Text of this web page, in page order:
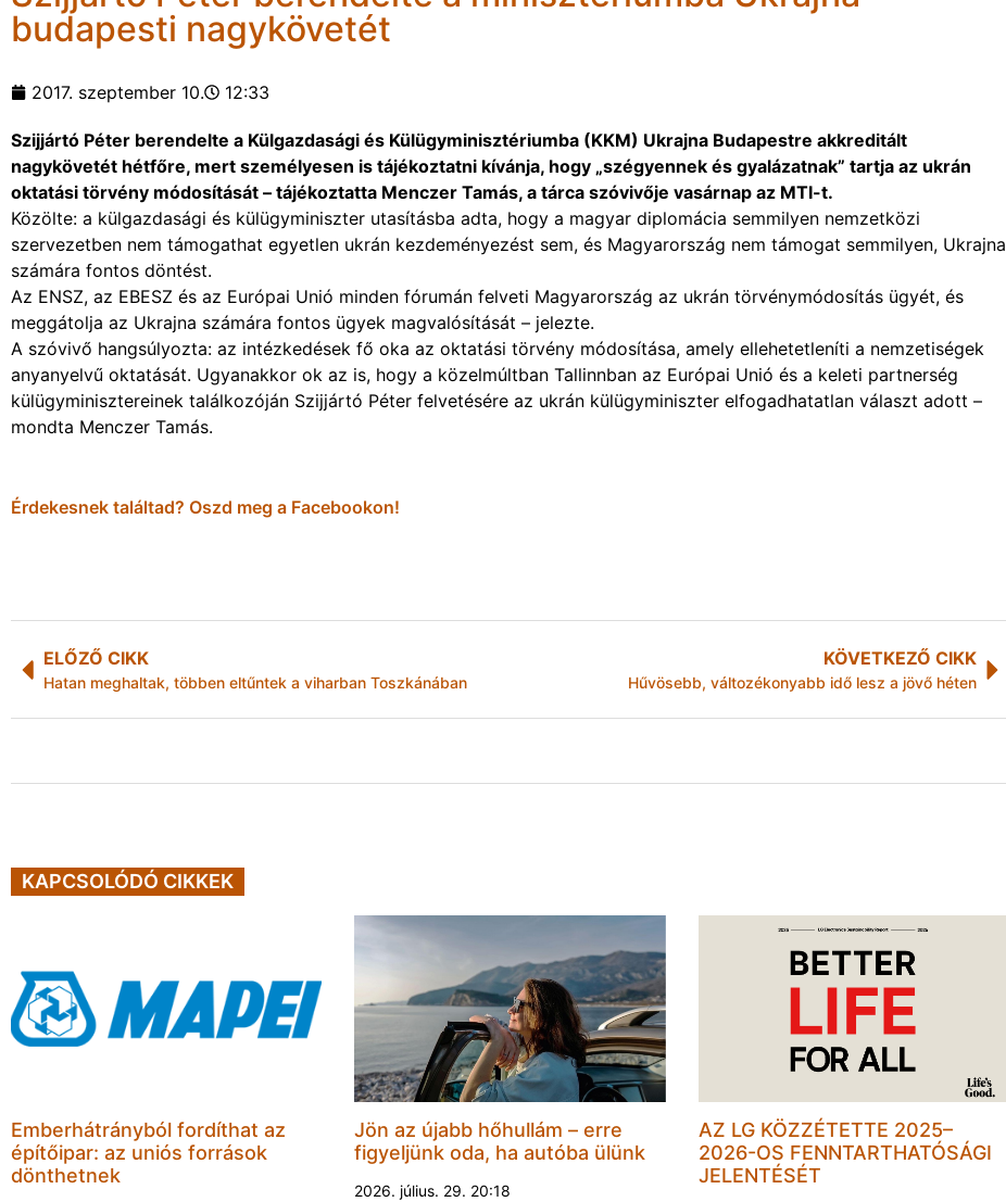
budapesti nagykövetét
2017. szeptember 10. 12:33
Szijjártó Péter berendelte a Külgazdasági és Külügyminisztériumba (KKM) Ukrajna Budapestre akkreditált
nagykövetét hétfőre, mert személyesen is tájékoztatni kívánja, hogy „szégyennek és gyalázatnak” tartja az ukrán
oktatási törvény módosítását – tájékoztatta Menczer Tamás, a tárca szóvivője vasárnap az MTI-t.
Közölte: a külgazdasági és külügyminiszter utasításba adta, hogy a magyar diplomácia semmilyen nemzetközi
szervezetben nem támogathat egyetlen ukrán kezdeményezést sem, és Magyarország nem támogat semmilyen, Ukrajna
számára fontos döntést.
Az ENSZ, az EBESZ és az Európai Unió minden fórumán felveti Magyarország az ukrán törvénymódosítás ügyét, és
meggátolja az Ukrajna számára fontos ügyek magvalósítását – jelezte.
A szóvivő hangsúlyozta: az intézkedések fő oka az oktatási törvény módosítása, amely ellehetetleníti a nemzetiségek
anyanyelvű oktatását. Ugyanakkor ok az is, hogy a közelmúltban Tallinnban az Európai Unió és a keleti partnerség
külügyminisztereinek találkozóján Szijjártó Péter felvetésére az ukrán külügyminiszter elfogadhatatlan választ adott –
mondta Menczer Tamás.
Érdekesnek találtad? Oszd meg a Facebookon!
ELŐZŐ CIKK
Hatan meghaltak, többen eltűntek a viharban Toszkánában
KÖVETKEZŐ CIKK
Hűvösebb, változékonyabb idő lesz a jövő héten
KAPCSOLÓDÓ CIKKEK
Emberhátrányból fordíthat az
építőipar: az uniós források
dönthetnek
Jön az újabb hőhullám – erre
figyeljünk oda, ha autóba ülünk
2026. július. 29. 20:18
AZ LG KÖZZÉTETTE 2025–
2026-OS FENNTARTHATÓSÁGI
JELENTÉSÉT